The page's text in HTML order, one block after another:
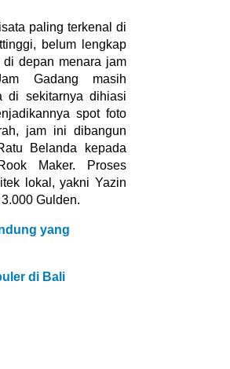
paling terkenal di
belum lengkap
depan menara jam
Gadang masih
di sekitarnya dihiasi
spot foto
jam ini dibangun
Belanda kepada
Maker. Proses
lokal, yakni Yazin
Gulden.
yang
di Bali